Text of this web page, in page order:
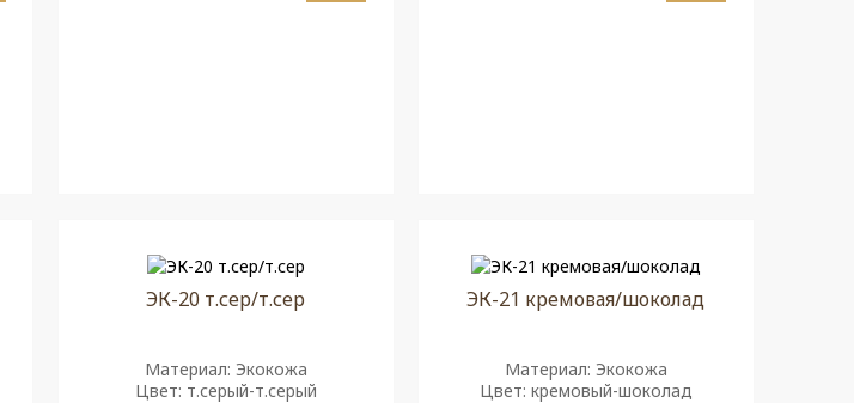
ЭК-20 т.сер/т.сер
Материал: Экокожа
Цвет: т.серый-т.серый
ЭК-21 кремовая/шоколад
Материал: Экокожа
Цвет: кремовый-шоколад